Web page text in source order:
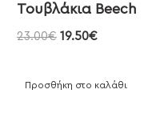
Τουβλάκια Beech
23.00€ 19.50€
Προσθήκη στο καλάθι